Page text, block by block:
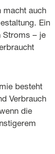
macht auch
Ein
Stroms – je
besteht
Verbrauch
die